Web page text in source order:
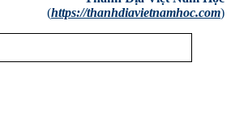
(https://thanhdiavietnamhoc.com)